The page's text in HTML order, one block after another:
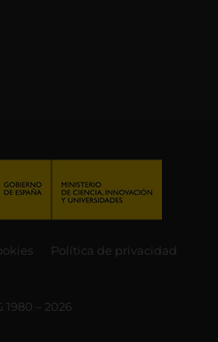
Política de privacidad
1980 – 2026